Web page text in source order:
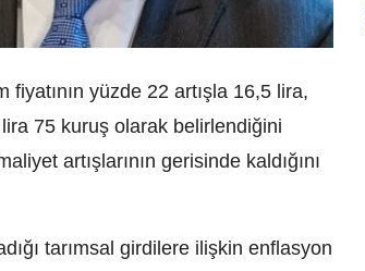
fiyatının yüzde 22 artışla 16,5 lira,
lira 75 kuruş olarak belirlendiğini
artışlarının gerisinde kaldığını
tarımsal girdilere ilişkin enflasyon